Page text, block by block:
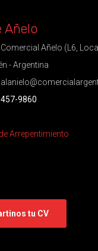
Añelo
Añelo (L6,
- Argentina
9860
Arrepentimiento
tu CV